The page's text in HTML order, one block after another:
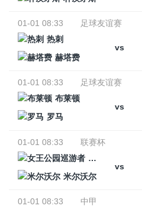
01-01 08:33
足球友谊赛
热刺
vs
赫塔费
01-01 08:33
足球友谊赛
布莱顿
vs
罗马
01-01 08:33
联赛杯
女王公园巡游者
vs
米尔沃尔
01-01 08:33
中甲